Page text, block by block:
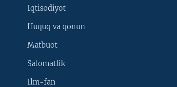
Iqtisodiyot
Huquq va qonun
Matbuot
Salomatlik
Ilm-fan